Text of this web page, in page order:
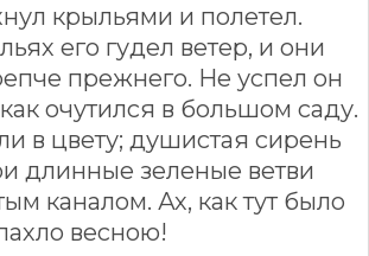
крыльями и полетел.
его гудел ветер, и они
прежнего. Не успел он
очутился в большом саду.
в цвету; душистая сирень
длинные зеленые ветви
каналом. Ах, как тут было
весною!